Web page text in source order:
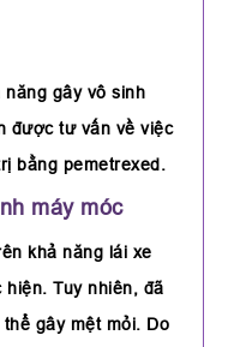
gây vô sinh
được tư vấn về việc
bằng pemetrexed.
máy móc
khả năng lái xe
Tuy nhiên, đã
gây mệt mỏi. Do